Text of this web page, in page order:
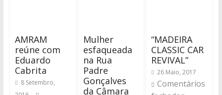
AMRAM
reúne com
Eduardo
Cabrita
8 Setembro,
Mulher
esfaqueada
na Rua
Padre
Gonçalves
da Câmara
“MADEIRA
CLASSIC CAR
REVIVAL”
26 Maio, 2017
Comentários